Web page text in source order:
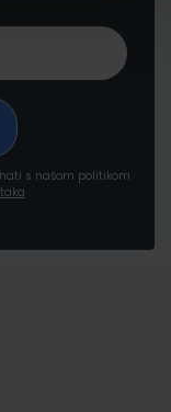
s našom politikom